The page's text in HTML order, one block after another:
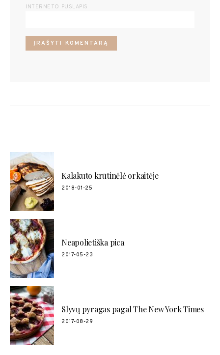
INTERNETO PUSLAPIS
Kalakuto krūtinėlė orkaitėje
2018-01-25
Neapolietiška pica
2017-05-23
Slyvų pyragas pagal The New York Times
2017-08-29